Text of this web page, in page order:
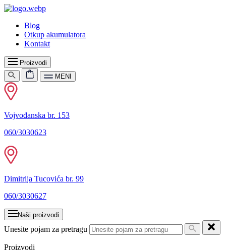
Blog
Otkup akumulatora
Kontakt
Proizvodi
MENI
Vojvođanska br. 153
060/3030623
Dimitrija Tucovića br. 99
060/3030627
Naši proizvodi
Unesite pojam za pretragu
Proizvodi